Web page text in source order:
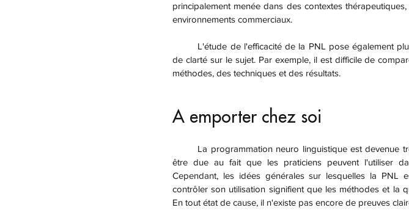
principalement menée dans des contextes
environnements commerciaux.
de clarté sur le sujet. Par exemple, il est difficile de
méthodes, des techniques et des résultats.
A emporter chez soi
être due au fait que les praticiens peuvent l'utiliser
Cependant, les idées générales sur lesquelles la
contrôler son utilisation signifient que les méthodes et la
En tout état de cause, il n'existe pas encore de preuves